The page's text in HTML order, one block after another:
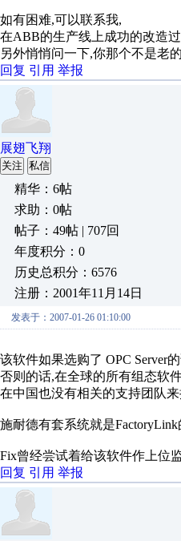
如有困难,可以联系我,
在ABB的生产线上成功的改造
另外悄悄问一下,你那个不是老
回复 引用 举报
展翅飞翔
关注 私信
精华：6帖
求助：0帖
帖子：49帖 | 707回
年度积分：0
历史总积分：6576
注册：2001年11月14日
发表于：2007-01-26 01:10:00
该软件如果选购了 OPC Server
否则的话,在全球的所有组态软
在中国也没有相关的支持团队
施耐德有套系统就是
Fix曾经尝试着给该软件作上位
回复 引用 举报